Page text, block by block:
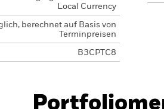
Local Currency
berechnet auf Basis von
Terminpreisen
B3CPTC8